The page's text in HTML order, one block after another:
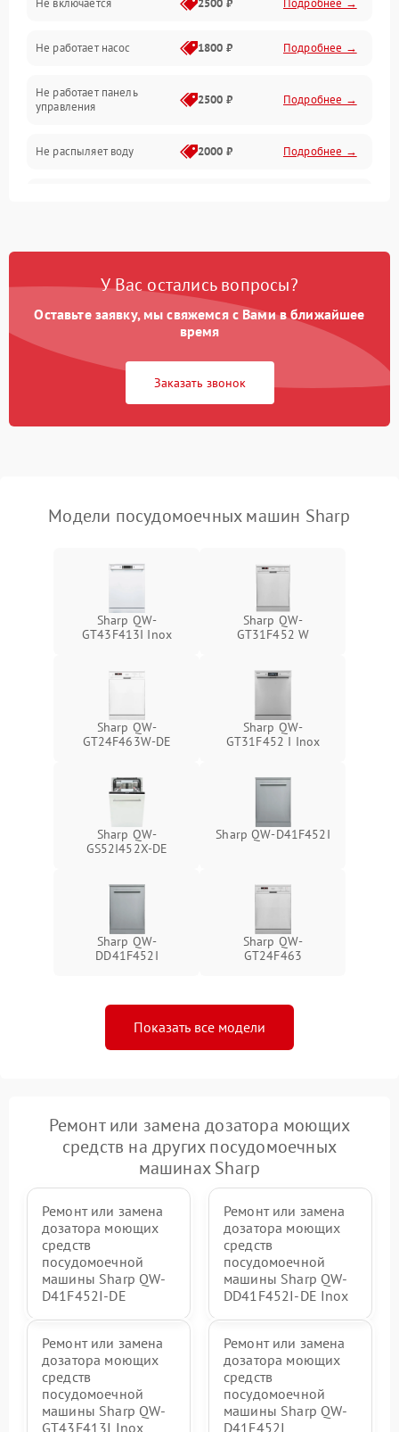
Нагрев
Вода
Гигиена
Программное обеспечение
Не работает насос 1800 ₽ Подробнее →
Не работает панель
управления
2500 ₽ Подробнее →
Не распыляет воду 2000 ₽ Подробнее →
Проблемы с набором
Не работает сушилка 2100 ₽ Подробнее →
Сбои в работе таймера 1700 ₽
У Вас остались вопросы?
Оставьте заявку, мы свяжемся с Вами в ближайшее
время
Заказать звонок
Модели посудомоечных машин Sharp
Sharp QW-
GT43F413I Inox
Sharp QW-
GT31F452 W
Sharp QW-
GT24F463W-DE
Sharp QW-
GT31F452 I Inox
Sharp QW-
GS52I452X-DE
Sharp QW-D41F452I
Sharp QW-
DD41F452I
Sharp QW-
GT24F463
Показать все модели
Ремонт или замена дозатора моющих
средств на других посудомоечных
машинах Sharp
Ремонт или замена
дозатора моющих
средств
посудомоечной
машины Sharp QW-
D41F452I-DE
Ремонт или замена
дозатора моющих
средств
посудомоечной
машины Sharp QW-
DD41F452I-DE Inox
Ремонт или замена
дозатора моющих
средств
посудомоечной
машины Sharp QW-
GT43F413I Inox
Ремонт или замена
дозатора моющих
средств
посудомоечной
машины Sharp QW-
D41F452I